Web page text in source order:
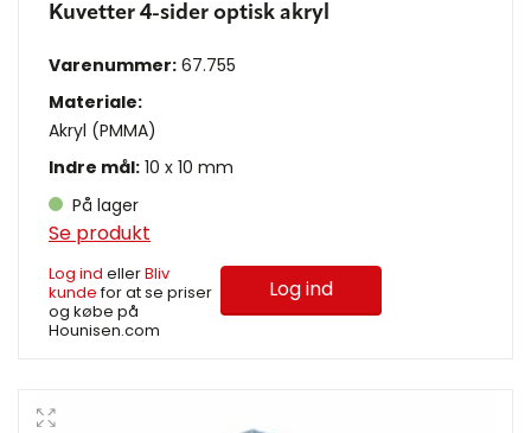
Kuvetter 4-sider optisk akryl
Varenummer: 67.755
Materiale:
Akryl (PMMA)
Indre mål: 10 x 10 mm
På lager
Se produkt
Log ind ellerBliv
kundefor at se priser
og købe på
Hounisen.com
Log ind